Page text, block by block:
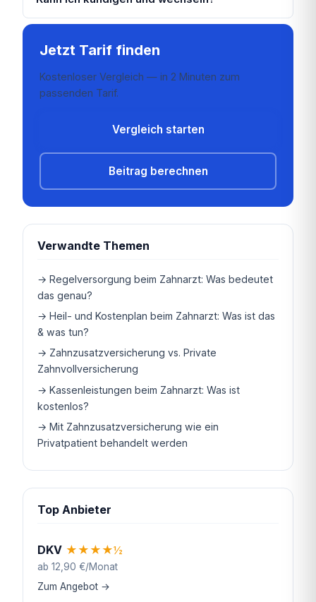
Jetzt Tarif finden
Kostenloser Vergleich — in 2 Minuten zum
passenden Tarif.
Vergleich starten
Beitrag berechnen
Verwandte Themen
→ Regelversorgung beim Zahnarzt: Was bedeutet
das genau?
→ Heil- und Kostenplan beim Zahnarzt: Was ist das
& was tun?
→ Zahnzusatzversicherung vs. Private
Zahnvollversicherung
→ Kassenleistungen beim Zahnarzt: Was ist
kostenlos?
→ Mit Zahnzusatzversicherung wie ein
Privatpatient behandelt werden
Top Anbieter
DKV ★ ★ ★ ★½
ab 12,90 €/Monat
Zum Angebot →